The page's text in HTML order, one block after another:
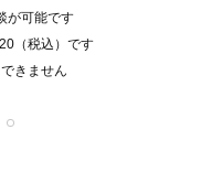
が可能です
（税込）です
きません